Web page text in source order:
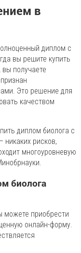
в
диплом с
вы решите купить
получаете
Это решение для
качеством
диплом биолога с
рисков,
многоуровневую
биолога
можете приобрести
онлайн-форму.